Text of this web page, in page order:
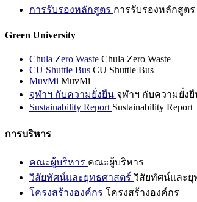
การรับรองหลักสูตร การรับรองหลักสูตร
Green University
Chula Zero Waste Chula Zero Waste
CU Shuttle Bus CU Shuttle Bus
MuvMi MuvMi
จุฬาฯ กับความยั่งยืน จุฬาฯ กับความยั่ง
Sustainability Report Sustainability Report
การบริหาร
คณะผู้บริหาร คณะผู้บริหาร
วิสัยทัศน์และยุทธศาสตร์ วิสัยทัศน์และยุ
โครงสร้างองค์กร โครงสร้างองค์กร